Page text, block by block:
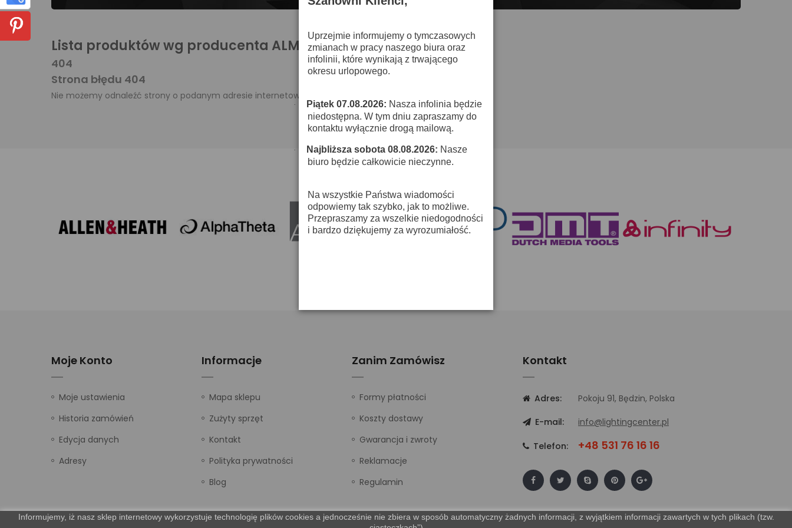
Informujemy, iż nasz sklep internetowy wykorzystuje technologię plików cookies a jednocześnie nie zbiera w sposób automatyczny żadnych informacji, z wyjątkiem informacji zawartych w tych plikach (tzw.
Lista produktów wg producenta ALMANSA
404
Strona błędu 404
Nie możemy odnaleźć strony o podanym adresie internetowym.
Moje Konto
Moje ustawienia
Historia zamówień
Edycja danych
Adresy
Informacje
Mapa sklepu
Zużyty sprzęt
Kontakt
Polityka prywatności
Blog
Zanim Zamówisz
Formy płatności
Koszty dostawy
Gwarancja i zwroty
Reklamacje
Regulamin
Kontakt
Adres:
Pokoju 91, Będzin, Polska
E-mail:
info@lightingcenter.pl
Telefon: +48 531 76 16 16
Uprzejmie informujemy o tymczasowych
zmianach w pracy naszego biura oraz
infolinii, które wynikają z trwającego
okresu urlopowego.
· Piątek 07.08.2026: Nasza infolinia będzie
niedostępna. W tym dniu zapraszamy do
kontaktu wyłącznie drogą mailową.
· Najbliższa sobota 08.08.2026: Nasze
biuro będzie całkowicie nieczynne.
Na wszystkie Państwa wiadomości
odpowiemy tak szybko, jak to możliwe.
Przepraszamy za wszelkie niedogodności
i bardzo dziękujemy za wyrozumiałość.